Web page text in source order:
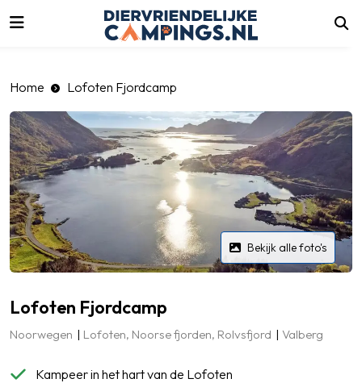
Home Lofoten Fjordcamp
Bekijk alle foto's
Lofoten Fjordcamp
Noorwegen Lofoten, Noorse fjorden, Rolvsfjord Valberg
Kampeer in het hart van de Lofoten